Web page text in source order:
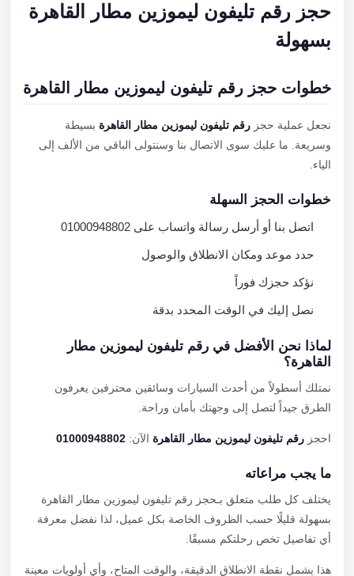
حجز رقم تليفون ليموزين مطار القاهرة
بسهولة
خطوات حجز رقم تليفون ليموزين مطار القاهرة
نجعل عملية حجزرقم تليفون ليموزين مطار القاهرةبسيطة
وسريعة. ما عليك سوى الاتصال بنا وسنتولى الباقي من الألف إلى
الياء.
خطوات الحجز السهلة
اتصل بنا أو أرسل رسالة واتساب على 01000948802
حدد موعد ومكان الانطلاق والوصول
نؤكد حجزك فوراً
نصل إليك في الوقت المحدد بدقة
لماذا نحن الأفضل في رقم تليفون ليموزين مطار
القاهرة؟
نمتلك أسطولاً من أحدث السيارات وسائقين محترفين يعرفون
الطرق جيداً لتصل إلى وجهتك بأمان وراحة.
احجزرقم تليفون ليموزين مطار القاهرةالآن:01000948802
ما يجب مراعاته
يختلف كل طلب متعلق بـحجز رقم تليفون ليموزين مطار القاهرة
بسهولة قليلًا حسب الظروف الخاصة بكل عميل، لذا نفضل معرفة
أي تفاصيل تخص رحلتكم مسبقًا.
هذا يشمل نقطة الانطلاق الدقيقة، والوقت المتاح، وأي أولويات معينة